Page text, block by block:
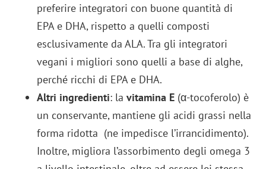
preferire integratori con buone quantità di
EPA e DHA, rispetto a quelli composti
esclusivamente da ALA. Tra gli integratori
vegani i migliori sono quelli a base di alghe,
perché ricchi di EPA e DHA.
Altri ingredienti: lavitamina E (α-tocoferolo) è
un conservante, mantiene gli acidi grassi nella
forma ridotta (ne impedisce l’irrancidimento).
Inoltre, migliora l’assorbimento degli omega 3